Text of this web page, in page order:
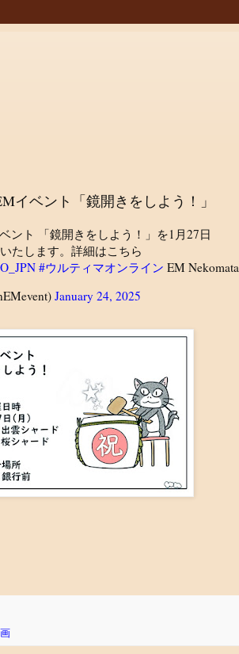
イベント「鏡開きをしよう！」
ント 「鏡開きをしよう！」を1月27日
たします。詳細はこちら
#ウルティマオンライン EM Nekomata
January 24, 2025